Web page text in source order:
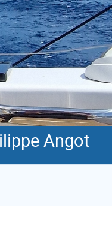
Angot